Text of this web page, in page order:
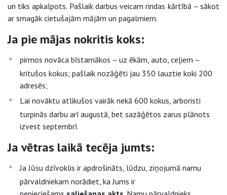
un tiks apkalpots. Pašlaik darbus veicam rindas kārtībā – sākot
ar smagāk cietušajām mājām un pagalmiem.
Ja pie mājas nokritis koks:
pirmos novāca bīstamākos – uz ēkām, auto, ceļiem –
kritušos kokus; pašlaik nozāģēti jau 350 lauztie koki 200
adresēs;
Lai novāktu atlikušos vairāk nekā 600 kokus, arboristi
turpinās darbu arī augustā, bet sazāģētos zarus plānots
izvest septembrī.
Ja vētras laikā tecēja jumts:
Ja Jūsu dzīvoklis ir apdrošināts, lūdzu, ziņojumā namu
pārvaldniekam norādiet, ka Jums ir